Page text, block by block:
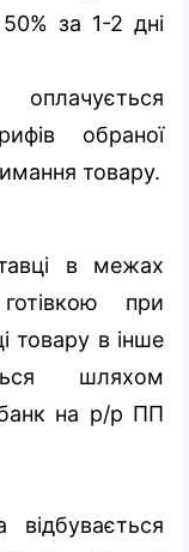
за 1-2 дні
обраної
товару.
в межах
при
товару в інше
шляхом
банк на р/р ПП